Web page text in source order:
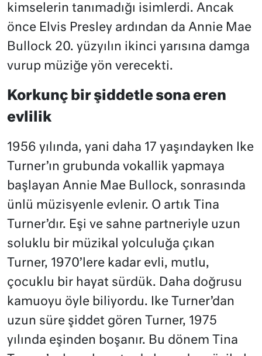
kimselerin tanımadığı isimlerdi. Ancak
önce Elvis Presley ardından da Annie Mae
Bullock 20. yüzyılın ikinci yarısına damga
vurup müziğe yön verecekti.
Korkunç bir şiddetle sona eren
evlilik
1956 yılında, yani daha 17 yaşındayken Ike
Turner’ın grubunda vokallik yapmaya
başlayan Annie Mae Bullock, sonrasında
ünlü müzisyenle evlenir. O artık Tina
Turner’dır. Eşi ve sahne partneriyle uzun
soluklu bir müzikal yolculuğa çıkan
Turner, 1970’lere kadar evli, mutlu,
çocuklu bir hayat sürdük. Daha doğrusu
kamuoyu öyle biliyordu. Ike Turner’dan
uzun süre şiddet gören Turner, 1975
yılında eşinden boşanır. Bu dönem Tina